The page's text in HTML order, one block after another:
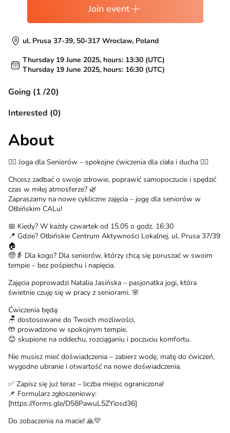
Join event
ul. Prusa 37-39, 50-317 Wroclaw, Poland
Thursday 19 June 2025, hours: 13:30 (UTC)
Thursday 19 June 2025, hours: 16:30 (UTC)
Going (1 /20)
Interested (0)
About
🧘‍♀️ Joga dla Seniorów – spokojne ćwiczenia dla ciała i ducha 🧘‍♂️
Chcesz zadbać o swoje zdrowie, poprawić samopoczucie i spędzić
czas w miłej atmosferze? 🌿
Zapraszamy na nowe cykliczne zajęcia – jogę dla seniorów w
Ołbińskim CALu!
📅 Kiedy? W każdy czwartek od 15.05 o godz. 16:30
📍 Gdzie? Ołbińskie Centrum Aktywności Lokalnej, ul. Prusa 37/39
🏠
🧓👵 Dla kogo? Dla seniorów, którzy chcą się poruszać w swoim
tempie – bez pośpiechu i napięcia.
Zajęcia poprowadzi Natalia Jasińska – pasjonatka jogi, która
świetnie czuję się w pracy z seniorami. 🌸
Ćwiczenia będą:
🪑 dostosowane do Twoich możliwości,
🤲 prowadzone w spokojnym tempie,
😊 skupione na oddechu, rozciąganiu i poczuciu komfortu.
Nie musisz mieć doświadczenia – zabierz wodę, matę do ćwiczeń,
wygodne ubranie i otwartość na nowe doświadczenia.
✅ Zapisz się już teraz – liczba miejsc ograniczona!
📌 Formularz zgłoszeniowy:
[https://forms.gle/D58PawuL5ZYiosd36]
Do zobaczenia na macie! 🙏💛